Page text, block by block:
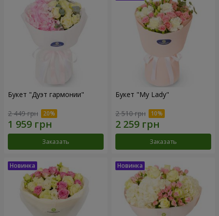
Букет "Дуэт гармонии"
2 449 грн
Заказать
Букет "My Lady"
2 510 грн
Заказать